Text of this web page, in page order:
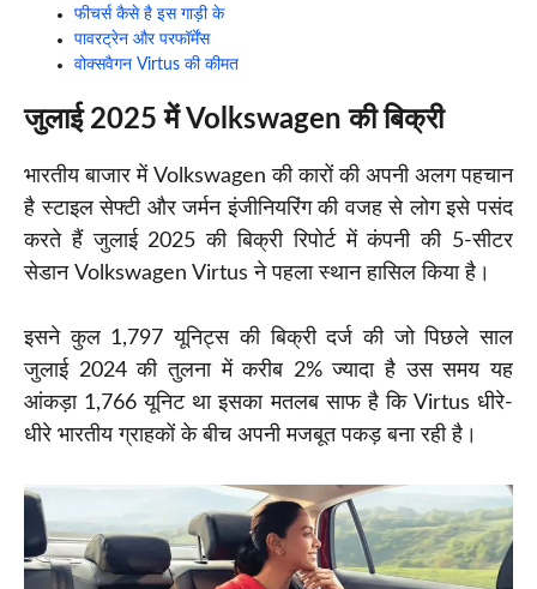
फीचर्स कैसे है इस गाड़ी के
पावरट्रेन और परफॉर्मेंस
वोक्सवैगन Virtus की कीमत
जुलाई 2025 में Volkswagen की बिक्री
भारतीय बाजार में Volkswagen की कारों की अपनी अलग पहचान
है स्टाइल सेफ्टी और जर्मन इंजीनियरिंग की वजह से लोग इसे पसंद
करते हैं जुलाई 2025 की बिक्री रिपोर्ट में कंपनी की 5-सीटर
सेडान Volkswagen Virtus ने पहला स्थान हासिल किया है।
इसने कुल 1,797 यूनिट्स की बिक्री दर्ज की जो पिछले साल
जुलाई 2024 की तुलना में करीब 2% ज्यादा है उस समय यह
आंकड़ा 1,766 यूनिट था इसका मतलब साफ है कि Virtus धीरे-
धीरे भारतीय ग्राहकों के बीच अपनी मजबूत पकड़ बना रही है।